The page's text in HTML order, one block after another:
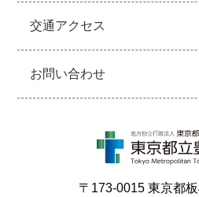
交通アクセス
お問い合わせ
〒173-0015 東京都